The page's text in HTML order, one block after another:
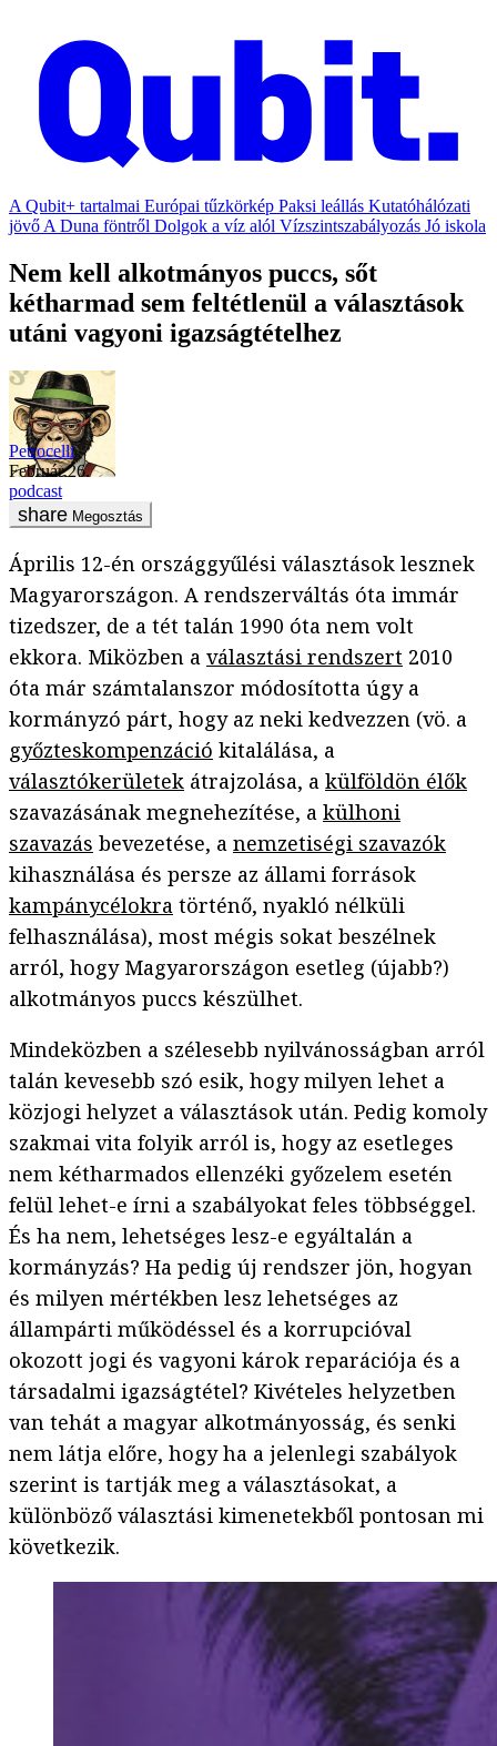
A Qubit+ tartalmai Európai tűzkörkép Paksi leállás Kutatóhálózati
jövő A Duna föntről Dolgok a víz alól Vízszintszabályozás Jó iskola
Nem kell alkotmányos puccs, sőt
kétharmad sem feltétlenül a választások
utáni vagyoni igazságtételhez
Petrocelli
február 26.
podcast
Megosztás
Április 12-én országgyűlési választások lesznek
Magyarországon. A rendszerváltás óta immár
tizedszer, de a tét talán 1990 óta nem volt
ekkora. Miközben a választási rendszert 2010
óta már számtalanszor módosította úgy a
kormányzó párt, hogy az neki kedvezzen (vö. a
győzteskompenzáció kitalálása, a
választókerületek átrajzolása, a külföldön élők
szavazásának megnehezítése, a külhoni
szavazás bevezetése, a nemzetiségi szavazók
kihasználása és persze az állami források
kampánycélokra történő, nyakló nélküli
felhasználása), most mégis sokat beszélnek
arról, hogy Magyarországon esetleg (újabb?)
alkotmányos puccs készülhet.
Mindeközben a szélesebb nyilvánosságban arról
talán kevesebb szó esik, hogy milyen lehet a
közjogi helyzet a választások után. Pedig komoly
szakmai vita folyik arról is, hogy az esetleges
nem kétharmados ellenzéki győzelem esetén
felül lehet-e írni a szabályokat feles többséggel.
És ha nem, lehetséges lesz-e egyáltalán a
kormányzás? Ha pedig új rendszer jön, hogyan
és milyen mértékben lesz lehetséges az
állampárti működéssel és a korrupcióval
okozott jogi és vagyoni károk reparációja és a
társadalmi igazságtétel? Kivételes helyzetben
van tehát a magyar alkotmányosság, és senki
nem látja előre, hogy ha a jelenlegi szabályok
szerint is tartják meg a választásokat, a
különböző választási kimenetekből pontosan mi
következik.